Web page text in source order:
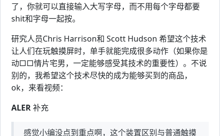
了，你就可以直接输入大写字母，而不用每个字母都要
shit和字母一起按。
研究人员Chris Harrison和 Scott Hudson 希望这个技术
让人们在玩触摸屏时，单手就能完成很多动作（如果你是
动□□情片宅男，一定能够感受其技术的重要性）。不说
别的，我希望这个技术尽快的成为能够买到的商品，
ok，来看视频：
ALER补充
感觉小编没点到重点啊，这个装置区别与普通触摸